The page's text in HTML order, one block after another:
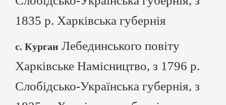
1835 р. Харківська губернія
с. Курган Лебединського повіту
Харківське Намісництво, з 1796 р.
Слобідсько-Українська губернія, з